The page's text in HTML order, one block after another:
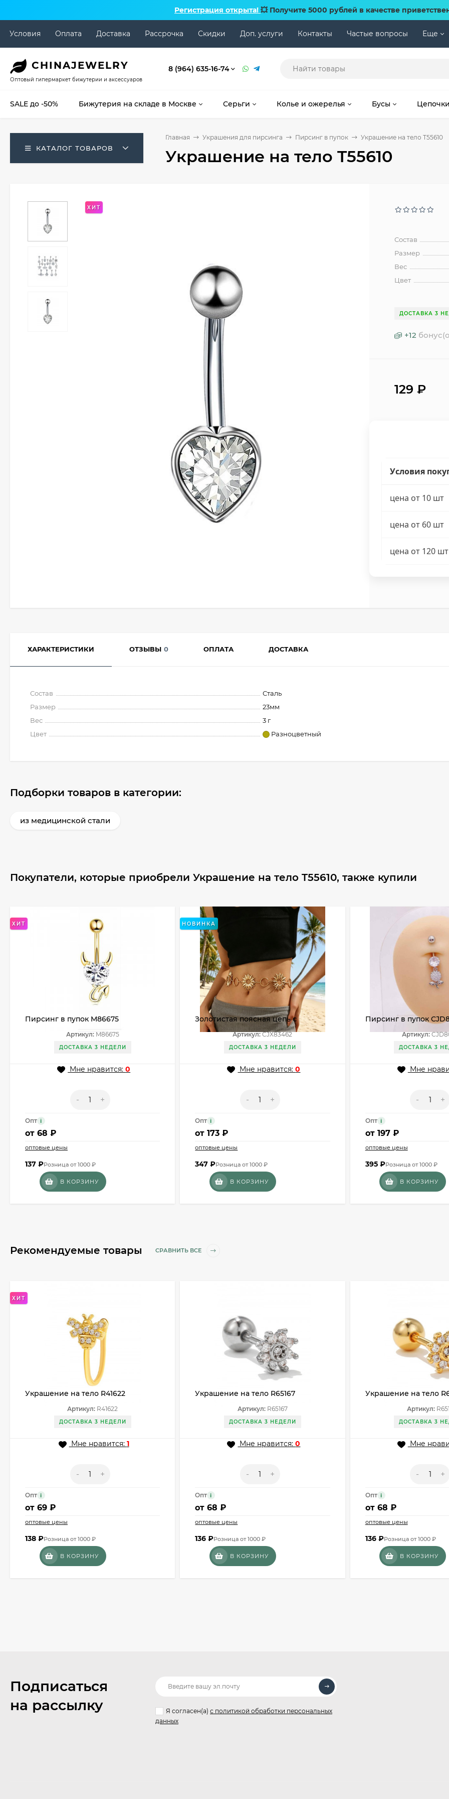
Регистрация открыта! 💥 Получите 5000 рублей в качестве
Условия Оплата Доставка Рассрочка Скидки Доп. услуги Контакты Частые вопросы Еще
CHINAJEWELRY
Оптовый гипермаркет бижутерии и аксессуаров
8 (964) 635-16-74
SALE до -50% Бижутерия на складе в Москве Серьги Колье и ожерелья Бусы Цепочки
КАТАЛОГ ТОВАРОВ
Главная Украшения для пирсинга Пирсинг в пупок Украшение на тело T55610
Украшение на тело T55610
ХИТ
Состав
Размер
Вес
Цвет
ДОСТАВКА 3
+12
129₽
Условия
цена от 10 шт
цена от 60 шт
цена от 120 шт
ХАРАКТЕРИСТИКИ ОТЗЫВЫ 0 ОПЛАТА ДОСТАВКА
Состав
Сталь
Размер
23мм
Вес
3 г
Цвет
Разноцветный
Подборки товаров в категории:
из медицинской стали
Покупатели, которые приобрели Украшение на тело T55610, также купили
ХИТ
Пирсинг в пупок M86675
Артикул:M86675
ДОСТАВКА 3 НЕДЕЛИ
Мне нравится:0
- +
Опт i
от 68 ₽
оптовые цены
137 ₽Розница от 1000 ₽
В КОРЗИНУ
НОВИНКА
Золотистая поясная цепь с
ажурными цветами подсолнуха
Артикул:CJX83462
ДОСТАВКА 3 НЕДЕЛИ
Мне нравится:0
- +
Опт i
от173 ₽
оптовые цены
347₽Розница от 1000 ₽
В КОРЗИНУ
Пирсинг в пупок
Артикул:
ДОСТАВКА 3
Мне
- +
Опт i
от 197 ₽
оптовые цены
395 ₽Розница от 1000 ₽
В КОРЗИНУ
Рекомендуемые товары СРАВНИТЬ ВСЕ
ХИТ
Украшение на тело R41622
Артикул: R41622
ДОСТАВКА 3 НЕДЕЛИ
Мне нравится: 1
- +
Опт i
от 69 ₽
оптовые цены
138 ₽Розница от 1000 ₽
В КОРЗИНУ
Украшение на тело R65167
Артикул:R65167
ДОСТАВКА 3 НЕДЕЛИ
Мне нравится:0
- +
Опт i
от68 ₽
оптовые цены
136₽Розница от 1000 ₽
В КОРЗИНУ
Украшение на тело
Артикул:
ДОСТАВКА 3
Мне
- +
Опт i
от 68 ₽
оптовые цены
136 ₽Розница от 1000 ₽
В КОРЗИНУ
Подписаться
на рассылку
Я согласен(a) с политикой обработки персональных
данных